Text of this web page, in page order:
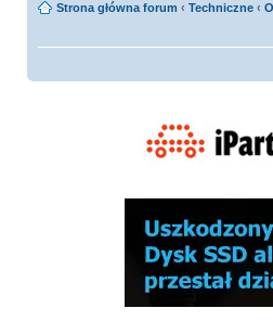
Strona główna forum ‹ Techniczne ‹